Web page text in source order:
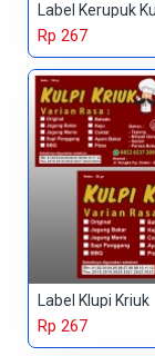
Label Kerupuk
Rp 267
Label Klupi Kriuk
Rp 267